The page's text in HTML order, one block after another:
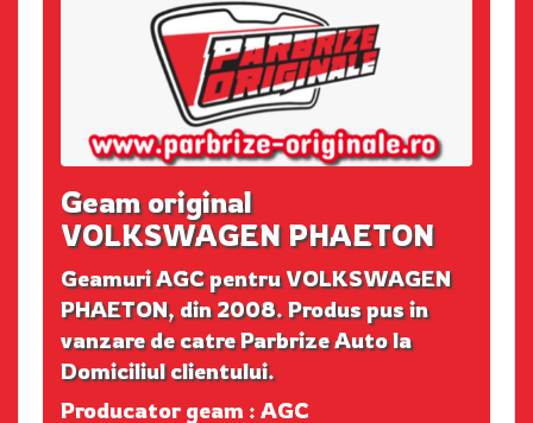
Geam original
VOLKSWAGEN PHAETON
Geamuri AGC pentru VOLKSWAGEN
PHAETON, din 2008. Produs pus in
vanzare de catre Parbrize Auto la
Domiciliul clientului.
Producator geam : AGC